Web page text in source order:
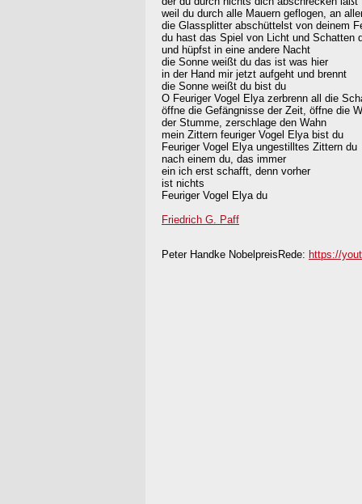
weil du durch alle Mauern geflogen, an
die Glassplitter abschüttelst von deinem
du hast das Spiel von Licht und Schatten
und hüpfst in eine andere Nacht
die Sonne weißt du das ist was hier
in der Hand mir jetzt aufgeht und brennt
die Sonne weißt du bist du
O Feuriger Vogel Elya zerbrenn all die
öffne die Gefängnisse der Zeit, öffne die
der Stumme, zerschlage den Wahn
mein Zittern feuriger Vogel Elya bist du
Feuriger Vogel Elya ungestilltes Zittern du
nach einem du, das immer
ein ich erst schafft, denn vorher
ist nichts
Feuriger Vogel Elya du
Friedrich G. Paff
Peter Handke NobelpreisRede: https://